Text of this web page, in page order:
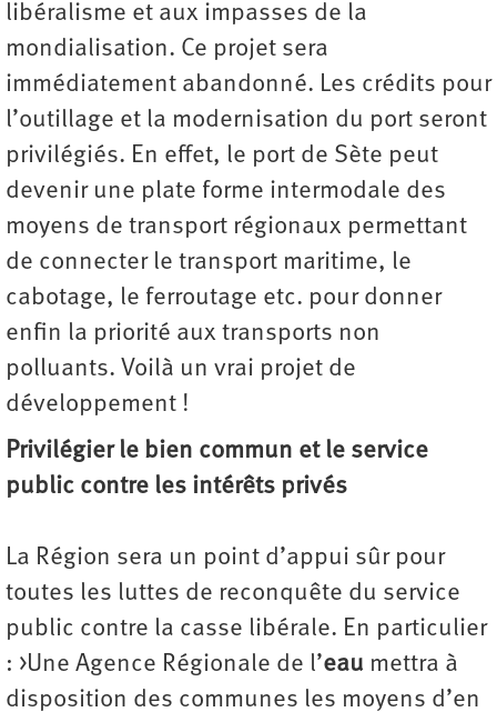
libéralisme et aux impasses de la
mondialisation. Ce projet sera
immédiatement abandonné. Les crédits pour
l’outillage et la modernisation du port seront
privilégiés. En effet, le port de Sète peut
devenir une plate forme intermodale des
moyens de transport régionaux permettant
de connecter le transport maritime, le
cabotage, le ferroutage etc. pour donner
enfin la priorité aux transports non
polluants. Voilà un vrai projet de
développement !
Privilégier le bien commun et le service
public contre les intérêts privés
La Région sera un point d’appui sûr pour
toutes les luttes de reconquête du service
public contre la casse libérale. En particulier
: >Une Agence Régionale de l’eau mettra à
disposition des communes les moyens d’en